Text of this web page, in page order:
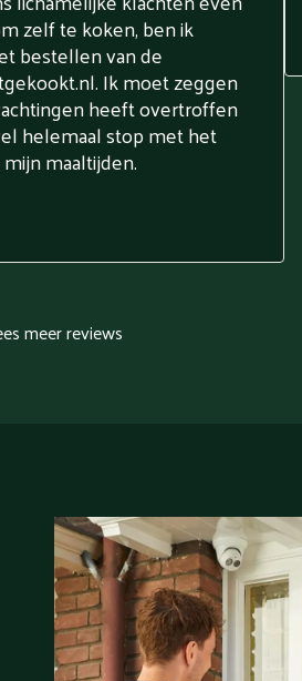
zelf te koken, ben ik
bestellen van de
Ik moet zeggen
heeft overtroffen
helemaal stop met het
maaltijden.
meer reviews